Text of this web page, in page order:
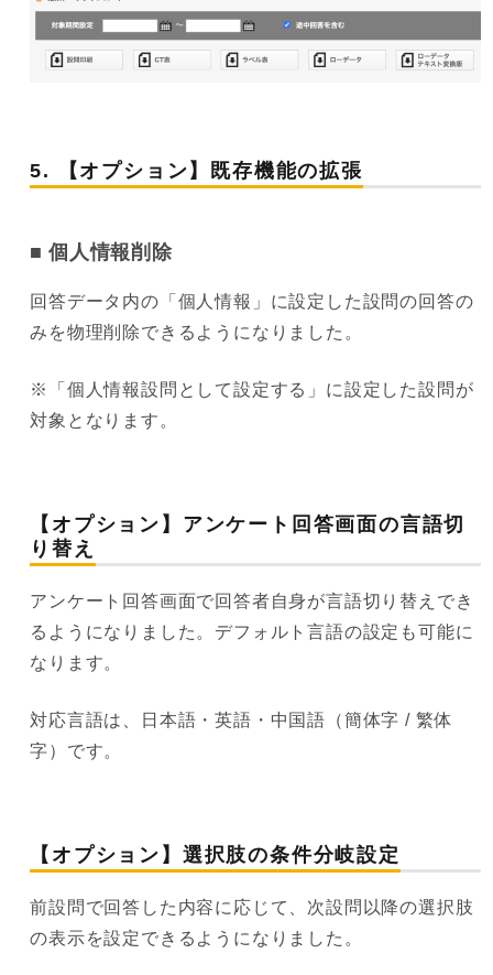
5. 【オプション】既存機能の拡張
個人情報削除
回答データ内の「個人情報」に設定した設問の回答の
みを物理削除できるようになりました。
※「個人情報設問として設定する」に設定した設問が
対象となります。
【オプション】アンケート回答画面の言語切
り替え
アンケート回答画面で回答者自身が言語切り替えでき
るようになりました。デフォルト言語の設定も可能に
なります。
対応言語は、日本語・英語・中国語（簡体字 / 繁体
字）です。
【オプション】選択肢の条件分岐設定
前設問で回答した内容に応じて、次設問以降の選択肢
の表示を設定できるようになりました。